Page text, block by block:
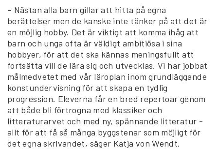
– Nästan alla barn gillar att hitta på egna
berättelser men de kanske inte tänker på att det är
en möjlig hobby. Det är viktigt att komma ihåg att
barn och unga ofta är väldigt ambitiösa i sina
hobbyer, för att det ska kännas meningsfullt att
fortsätta vill de lära sig och utvecklas. Vi har jobbat
målmedvetet med vår läroplan inom grundläggande
konstundervisning för att skapa en tydlig
progression. Eleverna får en bred repertoar genom
att både bli förtrogna med klassiker och
litteraturarvet och med ny, spännande litteratur -
allt för att få så många byggstenar som möjligt för
det egna skrivandet, säger Katja von Wendt.